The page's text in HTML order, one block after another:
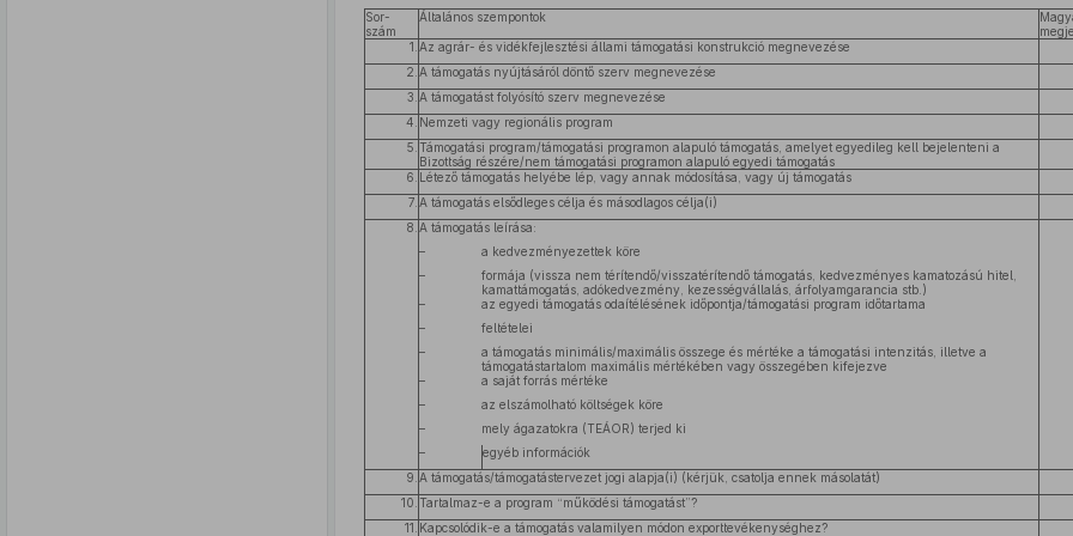
Sor-
szám
Általános szempontok
1. Az agrár- és vidékfejlesztési állami támogatási konstrukció megnevezése
2. A támogatás nyújtásáról döntő szerv megnevezése
3. A támogatást folyósító szerv megnevezése
4. Nemzeti vagy regionális program
5. Támogatási program/támogatási programon alapuló támogatás, amelyet egyedileg kell bejelenteni a
Bizottság részére/nem támogatási programon alapuló egyedi támogatás
6. Létező támogatás helyébe lép, vagy annak módosítása, vagy új támogatás
7. A támogatás elsődleges célja és másodlagos célja(i)
8. A támogatás leírása:
–
a kedvezményezettek köre
–
formája (vissza nem térítendő/visszatérítendő támogatás, kedvezményes kamatozású hitel,
kamattámogatás, adókedvezmény, kezességvállalás, árfolyamgarancia stb.)
–
az egyedi támogatás odaítélésének időpontja/támogatási program időtartama
–
feltételei
–
a támogatás minimális/maximális összege és mértéke a támogatási intenzitás, illetve a
támogatástartalom maximális mértékében vagy összegében kifejezve
–
a saját forrás mértéke
–
az elszámolható költségek köre
–
mely ágazatokra (TEÁOR) terjed ki
–
egyéb információk
9. A támogatás/támogatástervezet jogi alapja(i) (kérjük, csatolja ennek másolatát)
10. Tartalmaz-e a program “működési támogatást”?
11. Kapcsolódik-e a támogatás valamilyen módon exporttevékenységhez?